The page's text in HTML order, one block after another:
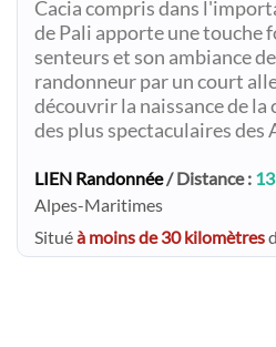
Cacia compris dans
de Pali apporte une touche
senteurs et son ambiance
randonneur par un court
découvrir la naissance de la
des plus spectaculaires
LIEN Randonnée/ Distance : 13
Alpes-Maritimes
Situéà moins de 30 kilomètres